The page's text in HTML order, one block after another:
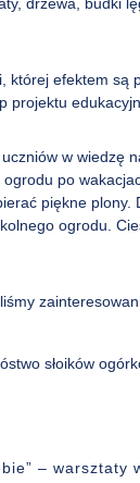
której efektem są
w wiedzę
po
piękne
ogrodu.
słoików
–